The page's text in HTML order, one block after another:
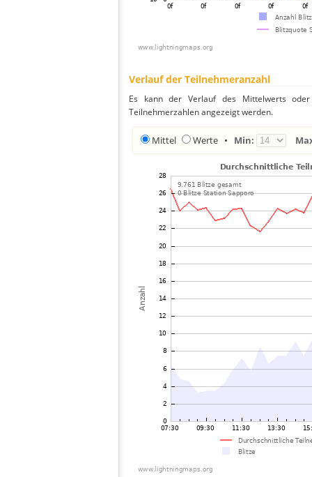
Verlauf der Teilnehmeranzahl
Es kann der Verlauf des Mittelwerts
Teilnehmerzahlen angezeigt werden.
Mittel Werte • Min: